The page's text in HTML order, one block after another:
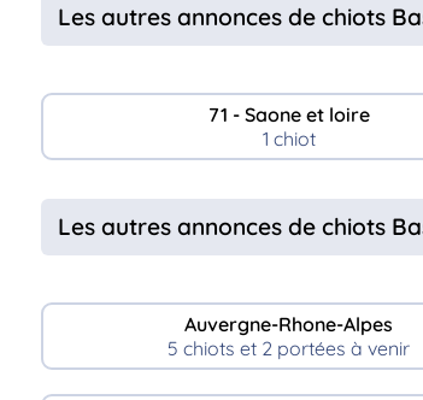
Les autres annonces de chiots
71 - Saone et loire
1 chiot
Les autres annonces de chiots
Auvergne-Rhone-Alpes
5 chiots et 2 portées à venir